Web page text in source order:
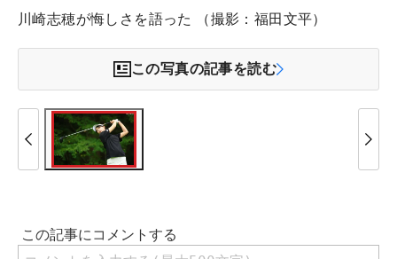
川崎志穂が悔しさを語った （撮影：福田文平）
この写真の記事を読む